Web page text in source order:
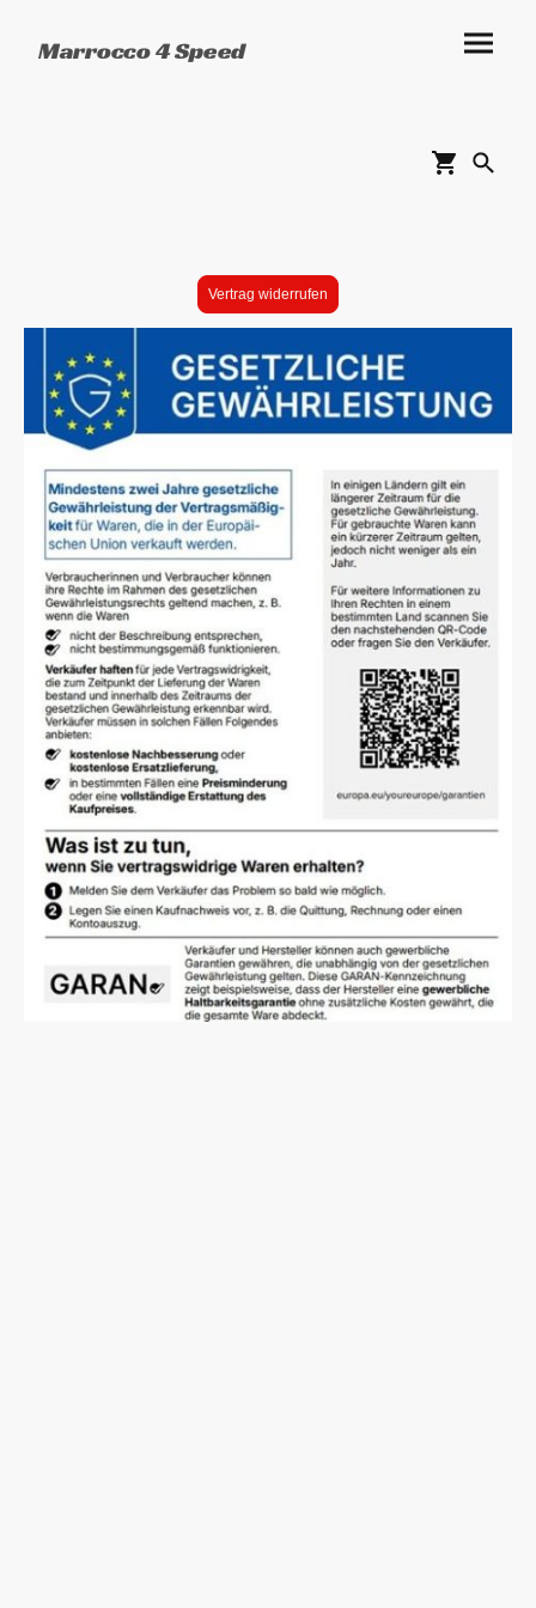
Marrocco 4 Speed
Vertrag widerrufen